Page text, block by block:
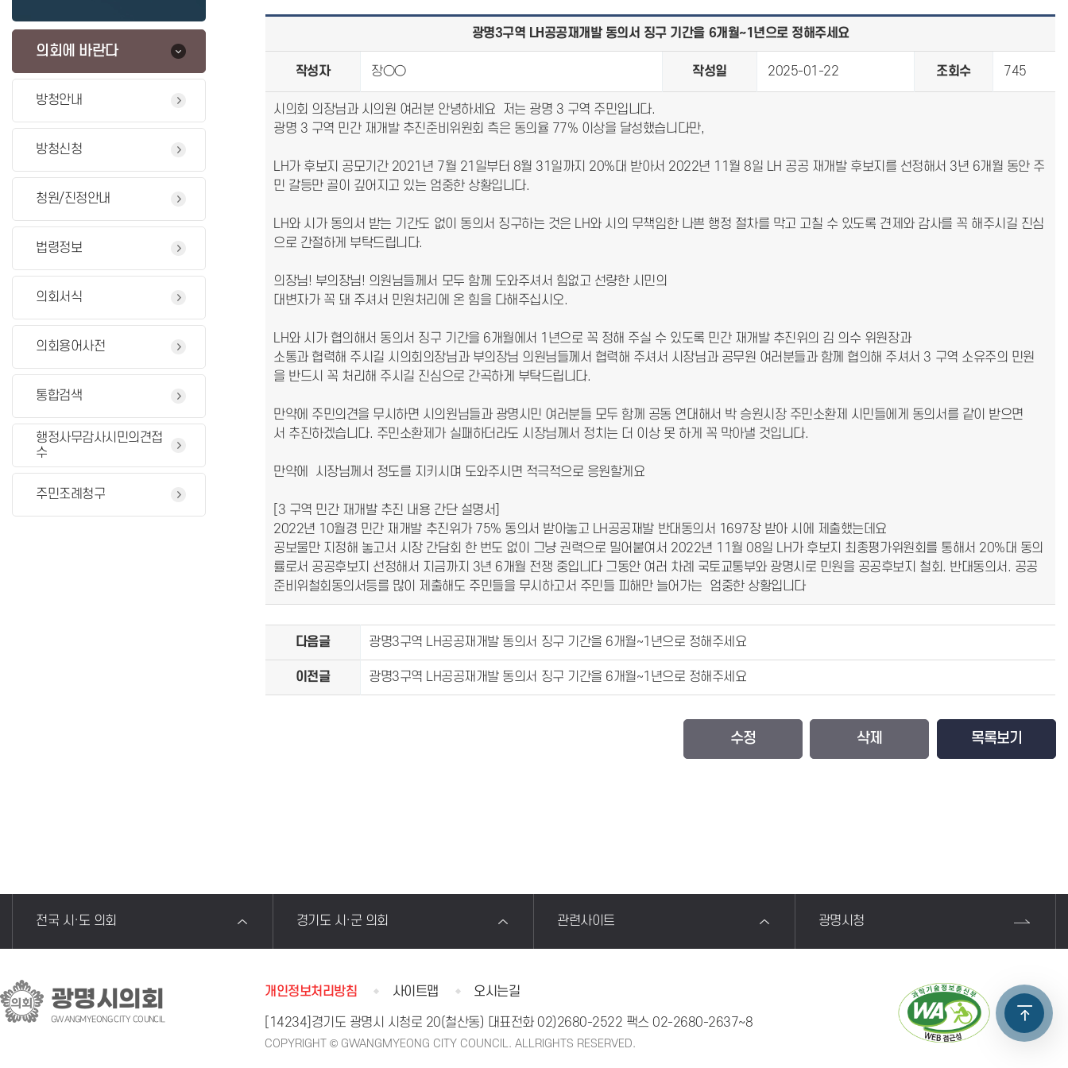
의회에 바란다
방청안내
방청신청
청원/진정안내
법령정보
의회서식
의회용어사전
통합검색
행정사무감사시민의견접
수
주민조례청구
광명3구역 LH공공재개발 동의서 징구 기간을 6개월~1년으로 정해주세요
작성자 장○○ 작성일 2025-01-22 조회수 745
시의회 의장님과 시의원 여러분 안녕하세요 저는 광명 3 구역 주민입니다.
광명 3 구역 민간 재개발 추진준비위원회 측은 동의율 77% 이상을 달성했습니다만,
LH가 후보지 공모기간 2021년 7월 21일부터 8월 31일까지 20%대 받아서 2022년 11월 8일 LH 공공 재개발 후보지를 선정해서 3년 6개월 동안 주
민 갈등만 골이 깊어지고 있는 엄중한 상황입니다.
LH와 시가 동의서 받는 기간도 없이 동의서 징구하는 것은 LH와 시의 무책임한 나쁜 행정 절차를 막고 고칠 수 있도록 견제와 감사를 꼭 해주시길 진심
으로 간절하게 부탁드립니다.
의장님! 부의장님! 의원님들께서 모두 함께 도와주셔서 힘없고 선량한 시민의
대변자가 꼭 돼 주셔서 민원처리에 온 힘을 다해주십시오.
LH와 시가 협의해서 동의서 징구 기간을 6개월에서 1년으로 꼭 정해 주실 수 있도록 민간 재개발 추진위의 김 의수 위원장과
소통과 협력해 주시길 시의회의장님과 부의장님 의원님들께서 협력해 주셔서 시장님과 공무원 여러분들과 함께 협의해 주셔서 3 구역 소유주의 민원
을 반드시 꼭 처리해 주시길 진심으로 간곡하게 부탁드립니다.
만약에 주민의견을 무시하면 시의원님들과 광명시민 여러분들 모두 함께 공동 연대해서 박 승원시장 주민소환제 시민들에게 동의서를 같이 받으면
서 추진하겠습니다. 주민소환제가 실패하더라도 시장님께서 정치는 더 이상 못 하게 꼭 막아낼 것입니다.
만약에 시장님께서 정도를 지키시며 도와주시면 적극적으로 응원할게요
[3 구역 민간 재개발 추진 내용 간단 설명서]
2022년 10월경 민간 재개발 추진위가 75% 동의서 받아놓고 LH공공재발 반대동의서 1697장 받아 시에 제출했는데요
공보물만 지정해 놓고서 시장 간담회 한 번도 없이 그냥 권력으로 밀어붙여서 2022년 11월 08일 LH가 후보지 최종평가위원회를 통해서 20%대 동의
률로서 공공후보지 선정해서 지금까지 3년 6개월 전쟁 중입니다 그동안 여러 차례 국토교통부와 광명시로 민원을 공공후보지 철회. 반대동의서. 공공
준비위철회동의서등를 많이 제출해도 주민들을 무시하고서 주민들 피해만 늘어가는 엄중한 상황입니다
다음글 광명3구역 LH공공재개발 동의서 징구 기간을 6개월~1년으로 정해주세요
이전글 광명3구역 LH공공재개발 동의서 징구 기간을 6개월~1년으로 정해주세요
수정 삭제 목록보기
전국 시·도 의회 경기도 시·군 의회 관련사이트 광명시청
광명시의회
GWANGMYEONG CITY COUNCIL
개인정보처리방침 사이트맵 오시는길
[14234]경기도 광명시 시청로 20(철산동) 대표전화 02)2680-2522 팩스 02-2680-2637~8
COPYRIGHT © GWANGMYEONG CITY COUNCIL. ALLRIGHTS RESERVED.